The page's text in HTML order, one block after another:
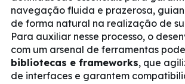
navegação fluida e prazerosa,
de forma natural na realização de
Para auxiliar nesse processo, o
com um arsenal de ferramentas
bibliotecas e frameworks, que
de interfaces e garantem